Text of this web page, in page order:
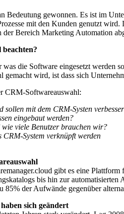
Bedeutung gewonnen. Es ist im
mit den Kunden genutzt
Bereich Marketing Automation
die Software eingesetzt
wird, ist dass sich
CRM-Softwareauswahl:
sollen mit dem CRM-Systen
eingebaut werden?
viele Benutzer brauchen wir?
CRM-System verknüpft werden
gibt es eine
bis hin zur
85% der Aufwände gegenüber
sich geändert